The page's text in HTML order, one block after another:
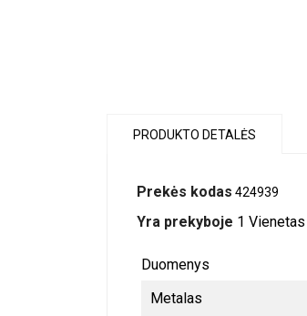
PRODUKTO DETALĖS
Prekės kodas 424939
Yra prekyboje 1 Vienetas
Duomenys
Metalas